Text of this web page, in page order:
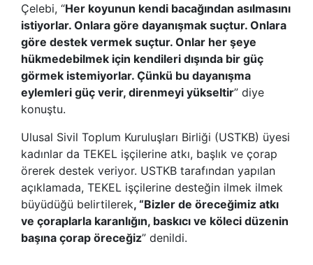
Çelebi, “Her koyunun kendi bacağından asılmasını
istiyorlar. Onlara göre dayanışmak suçtur. Onlara
göre destek vermek suçtur. Onlar her şeye
hükmedebilmek için kendileri dışında bir güç
görmek istemiyorlar. Çünkü bu dayanışma
eylemleri güç verir, direnmeyi yükseltir” diye
konuştu.
Ulusal Sivil Toplum Kuruluşları Birliği (USTKB) üyesi
kadınlar da TEKEL işçilerine atkı, başlık ve çorap
örerek destek veriyor. USTKB tarafından yapılan
açıklamada, TEKEL işçilerine desteğin ilmek ilmek
büyüdüğü belirtilerek, “Bizler de öreceğimiz atkı
ve çoraplarla karanlığın, baskıcı ve köleci düzenin
başına çorap öreceğiz” denildi.